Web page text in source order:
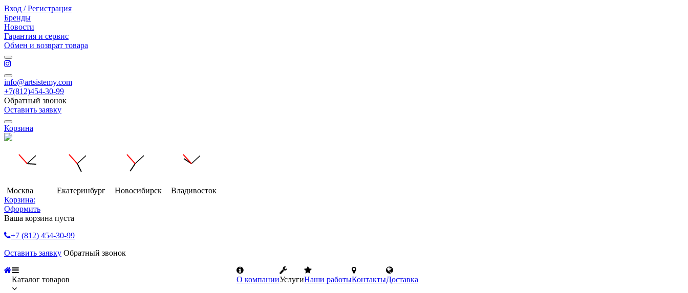
Вход / Регистрация
Бренды
Новости
Гарантия и сервис
Обмен и возврат товара
info@artsistemy.com
+7(812)454-30-99
Обратный звонок
Оставить заявку
Корзина
Москва Екатеринбург Новосибирск
Владивосток
Корзина:
Оформить
Ваша корзина пуста
+7 (812) 454-30-99
Оставить заявку Обратный звонок
Каталог товаров О компанииУслугиНаши работыКонтактыДоставка